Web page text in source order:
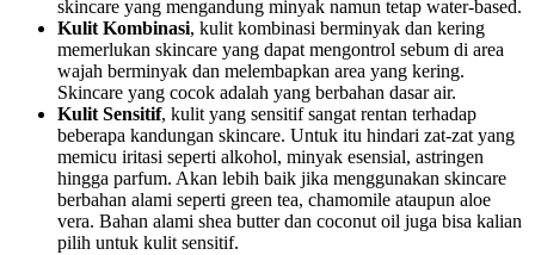
skincare yang mengandung minyak namun tetap water-based.
Kulit Kombinasi, kulit kombinasi berminyak dan kering
memerlukan skincare yang dapat mengontrol sebum di area
wajah berminyak dan melembapkan area yang kering.
Skincare yang cocok adalah yang berbahan dasar air.
Kulit Sensitif, kulit yang sensitif sangat rentan terhadap
beberapa kandungan skincare. Untuk itu hindari zat-zat yang
memicu iritasi seperti alkohol, minyak esensial, astringen
hingga parfum. Akan lebih baik jika menggunakan skincare
berbahan alami seperti green tea, chamomile ataupun aloe
vera. Bahan alami shea butter dan coconut oil juga bisa kalian
pilih untuk kulit sensitif.